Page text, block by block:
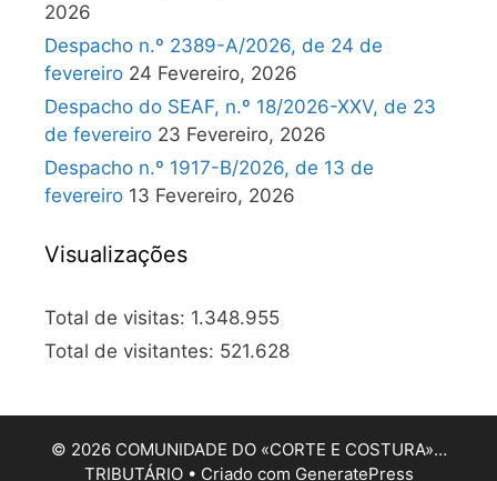
2026
Despacho n.º 2389-A/2026, de 24 de
fevereiro 24 Fevereiro, 2026
Despacho do SEAF, n.º 18/2026-XXV, de 23
de fevereiro 23 Fevereiro, 2026
Despacho n.º 1917-B/2026, de 13 de
fevereiro 13 Fevereiro, 2026
Visualizações
Total de visitas: 1.348.955
Total de visitantes: 521.628
© 2026 COMUNIDADE DO «CORTE E COSTURA»…
TRIBUTÁRIO• Criado com GeneratePress